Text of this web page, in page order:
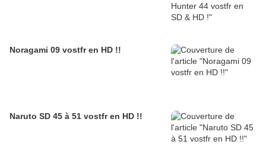
Noragami 09 vostfr en HD !!
Naruto SD 45 à 51 vostfr en HD !!